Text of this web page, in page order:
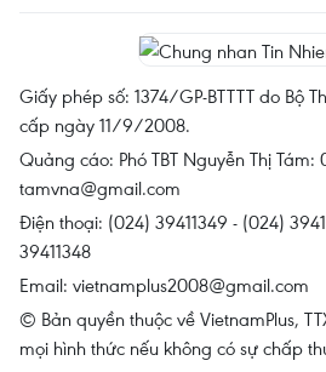
Giấy phép số: 1374/GP-BTTTT do Bộ
cấp ngày 11/9/2008.
Quảng cáo: Phó TBT Nguyễn Thị
tamvna@gmail.com
Điện thoại: (024) 39411349 - (024)
39411348
Email: vietnamplus2008@gmail.com
© Bản quyền thuộc về VietnamPlus,
mọi hình thức nếu không có sự chấp